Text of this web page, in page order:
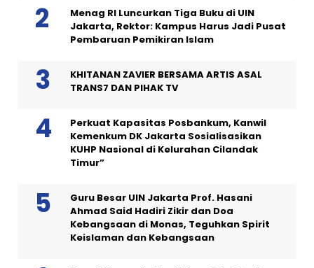
Menag RI Luncurkan Tiga Buku di UIN
Jakarta, Rektor: Kampus Harus Jadi Pusat
Pembaruan Pemikiran Islam
KHITANAN ZAVIER BERSAMA ARTIS ASAL
TRANS7 DAN PIHAK TV
Perkuat Kapasitas Posbankum, Kanwil
Kemenkum DK Jakarta Sosialisasikan
KUHP Nasional di Kelurahan Cilandak
Timur”
Guru Besar UIN Jakarta Prof. Hasani
Ahmad Said Hadiri Zikir dan Doa
Kebangsaan di Monas, Teguhkan Spirit
Keislaman dan Kebangsaan